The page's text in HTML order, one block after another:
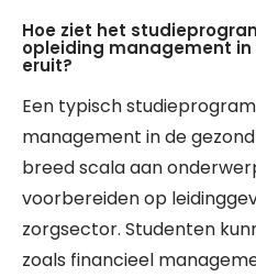
Hoe ziet het
opleiding management
eruit?
Een typisch
management in de
breed scala aan
voorbereiden op
zorgsector. Studenten
zoals financieel